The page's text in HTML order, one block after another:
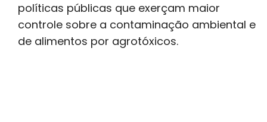
políticas públicas que exerçam maior
controle sobre a contaminação ambiental e
de alimentos por agrotóxicos.